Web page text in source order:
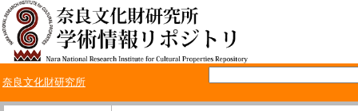
奈良文化財研究所